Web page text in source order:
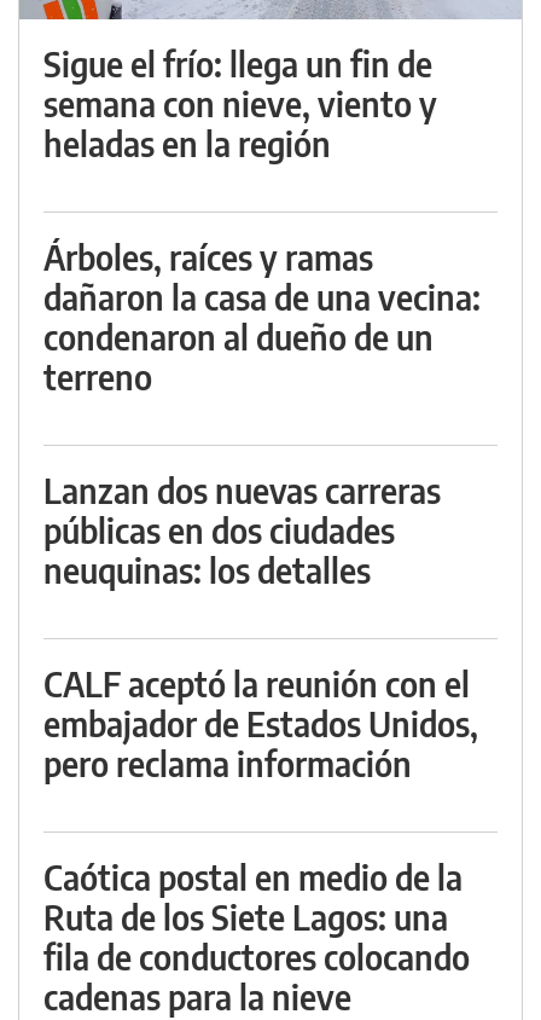
Sigue el frío: llega un fin de
semana con nieve, viento y
heladas en la región
Árboles, raíces y ramas
dañaron la casa de una vecina:
condenaron al dueño de un
terreno
Lanzan dos nuevas carreras
públicas en dos ciudades
neuquinas: los detalles
CALF aceptó la reunión con el
embajador de Estados Unidos,
pero reclama información
Caótica postal en medio de la
Ruta de los Siete Lagos: una
fila de conductores colocando
cadenas para la nieve